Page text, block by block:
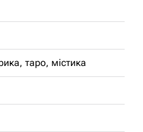
таро, містика